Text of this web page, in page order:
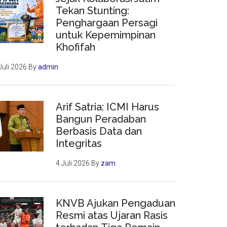
Tekan Stunting:
Penghargaan Persagi
untuk Kepemimpinan
Khofifah
2026 Byadmin
Arif Satria: ICMI Harus
Bangun Peradaban
Berbasis Data dan
Integritas
4 Juli 2026 By zam
KNVB Ajukan Pengaduan
Resmi atas Ujaran Rasis